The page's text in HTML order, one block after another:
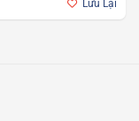
Lưu Lại